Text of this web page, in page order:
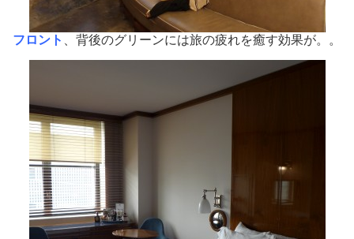
フロント 、背後のグリーンには旅の疲れを癒す効果が。。